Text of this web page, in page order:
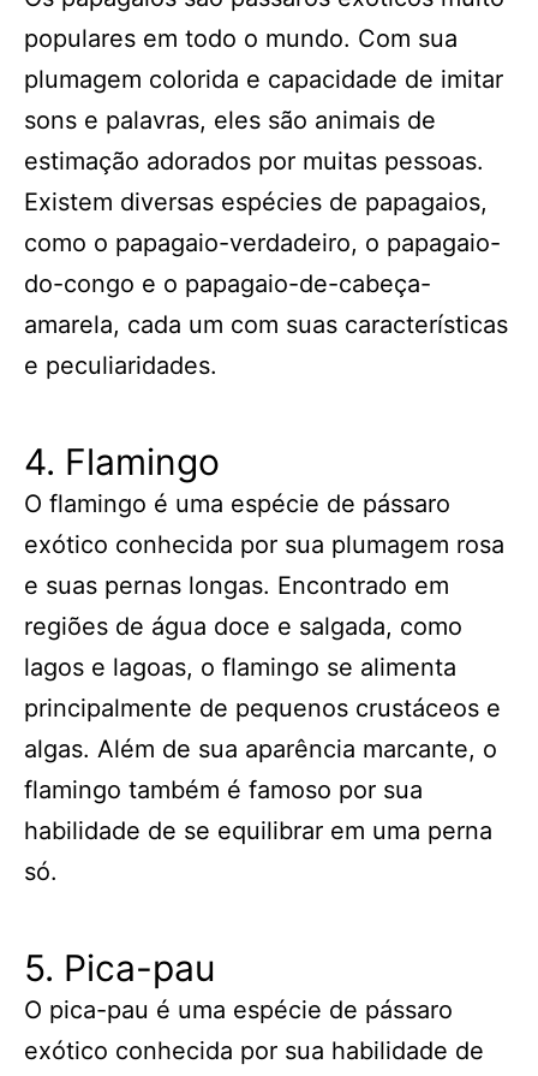
populares em todo o mundo. Com sua
plumagem colorida e capacidade de imitar
sons e palavras, eles são animais de
estimação adorados por muitas pessoas.
Existem diversas espécies de papagaios,
como o papagaio-verdadeiro, o papagaio-
do-congo e o papagaio-de-cabeça-
amarela, cada um com suas características
e peculiaridades.
4. Flamingo
O flamingo é uma espécie de pássaro
exótico conhecida por sua plumagem rosa
e suas pernas longas. Encontrado em
regiões de água doce e salgada, como
lagos e lagoas, o flamingo se alimenta
principalmente de pequenos crustáceos e
algas. Além de sua aparência marcante, o
flamingo também é famoso por sua
habilidade de se equilibrar em uma perna
só.
5. Pica-pau
O pica-pau é uma espécie de pássaro
exótico conhecida por sua habilidade de